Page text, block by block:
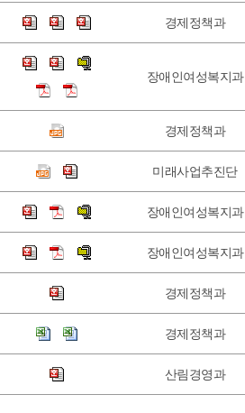
경제정책과
장애인여성복지과
경제정책과
미래사업추진단
장애인여성복지과
장애인여성복지과
경제정책과
경제정책과
산림경영과